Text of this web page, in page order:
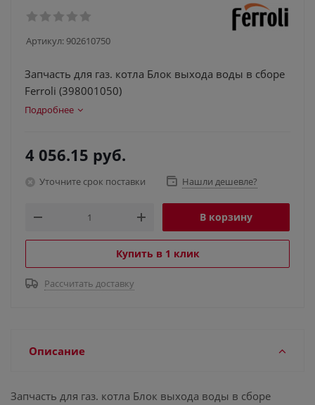
Артикул: 902610750
Запчасть для газ. котла Блок выхода воды в сборе
Ferroli (398001050)
Подробнее
4 056.15 руб.
Уточните срок поставки Нашли дешевле?
В корзину
Купить в 1 клик
Рассчитать доставку
Описание
Запчасть для газ. котла Блок выхода воды в сборе